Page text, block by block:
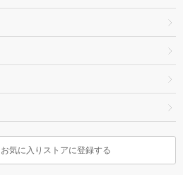
気に入りストアに登録する